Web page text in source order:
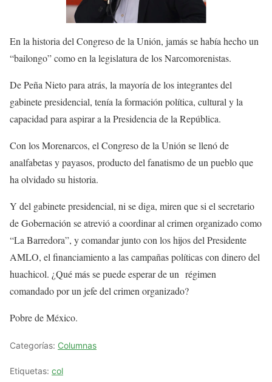
En la historia del Congreso de la Unión, jamás se había hecho un
“bailongo” como en la legislatura de los Narcomorenistas.
De Peña Nieto para atrás, la mayoría de los integrantes del
gabinete presidencial, tenía la formación política, cultural y la
capacidad para aspirar a la Presidencia de la República.
Con los Morenarcos, el Congreso de la Unión se llenó de
analfabetas y payasos, producto del fanatismo de un pueblo que
ha olvidado su historia.
Y del gabinete presidencial, ni se diga, miren que si el secretario
de Gobernación se atrevió a coordinar al crimen organizado como
“La Barredora”, y comandar junto con los hijos del Presidente
AMLO, el financiamiento a las campañas políticas con dinero del
huachicol. ¿Qué más se puede esperar de un régimen
comandado por un jefe del crimen organizado?
Pobre de México.
Categorías: Columnas
Etiquetas: col